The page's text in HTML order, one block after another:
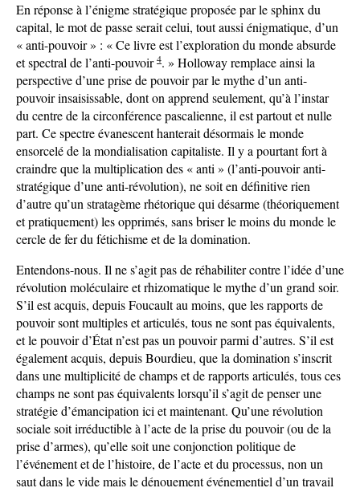
En réponse à l’énigme stratégique proposée par le sphinx du
capital, le mot de passe serait celui, tout aussi énigmatique, d’un
« anti-pouvoir » : « Ce livre est l’exploration du monde absurde
et spectral de l’anti-pouvoir4. » Holloway remplace ainsi la
perspective d’une prise de pouvoir par le mythe d’un anti-
pouvoir insaisissable, dont on apprend seulement, qu’à l’instar
du centre de la circonférence pascalienne, il est partout et nulle
part. Ce spectre évanescent hanterait désormais le monde
ensorcelé de la mondialisation capitaliste. Il y a pourtant fort à
craindre que la multiplication des « anti » (l’anti-pouvoir anti-
stratégique d’une anti-révolution), ne soit en définitive rien
d’autre qu’un stratagème rhétorique qui désarme (théoriquement
et pratiquement) les opprimés, sans briser le moins du monde le
cercle de fer du fétichisme et de la domination.
Entendons-nous. Il ne s’agit pas de réhabiliter contre l’idée d’une
révolution moléculaire et rhizomatique le mythe d’un grand soir.
S’il est acquis, depuis Foucault au moins, que les rapports de
pouvoir sont multiples et articulés, tous ne sont pas équivalents,
et le pouvoir d’État n’est pas un pouvoir parmi d’autres. S’il est
également acquis, depuis Bourdieu, que la domination s’inscrit
dans une multiplicité de champs et de rapports articulés, tous ces
champs ne sont pas équivalents lorsqu’il s’agit de penser une
stratégie d’émancipation ici et maintenant. Qu’une révolution
sociale soit irréductible à l’acte de la prise du pouvoir (ou de la
prise d’armes), qu’elle soit une conjonction politique de
l’événement et de l’histoire, de l’acte et du processus, non un
saut dans le vide mais le dénouement événementiel d’un travail